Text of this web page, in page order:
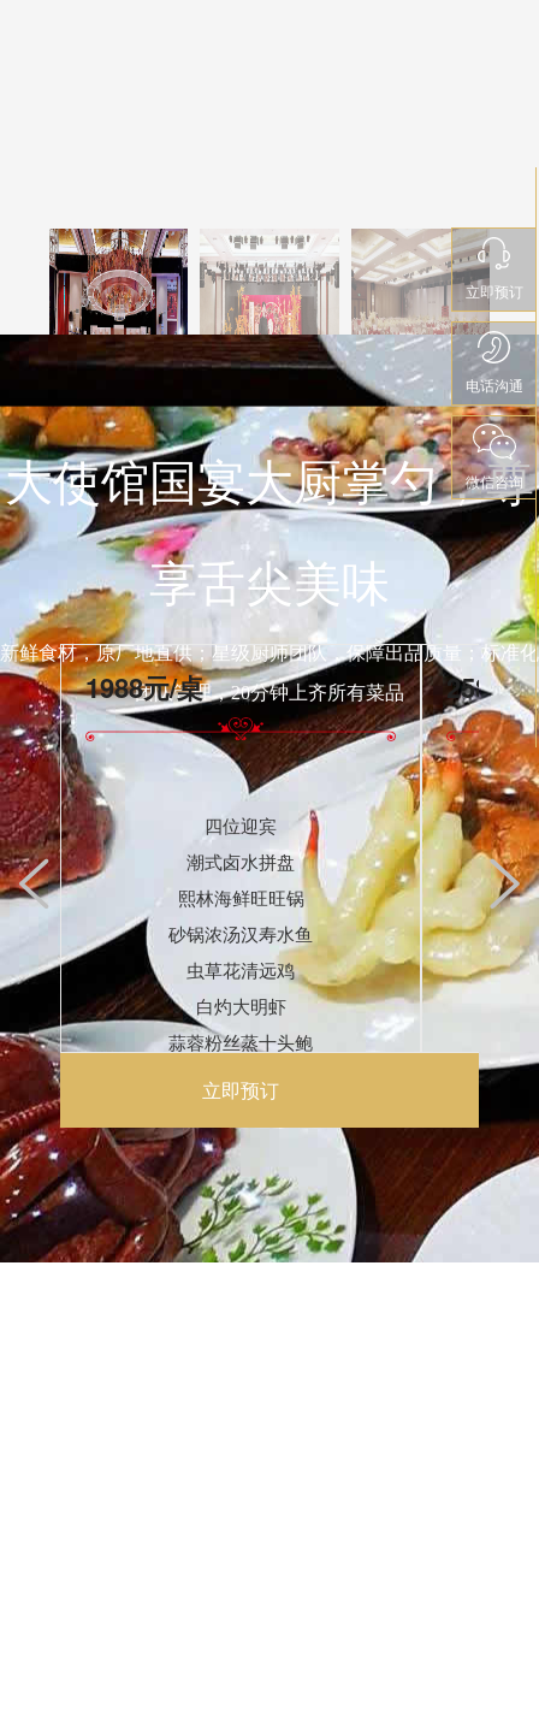
 
大使馆国宴大厨掌勺，尊
享舌尖美味
新鲜食材，原厂地直供；星级厨师团队，保障出品质量；标准化
团队管理，20分钟上齐所有菜品
1988元/桌
四位迎宾
潮式卤水拼盘
熙林海鲜旺旺锅
砂锅浓汤汉寿水鱼
虫草花清远鸡
白灼大明虾
蒜蓉粉丝蒸十头鲍
清蒸桂鱼
风吹牛肉
酱椒炒肚条
烟笋炒腊肉
香菇广菜心
立即预订
2588元
立即预订
电话沟通
微信咨询